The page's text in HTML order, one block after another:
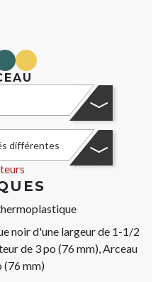
yellow
différentes
noir d'une largeur de 1-1/2
de 3 po (76 mm), Arceau
(76 mm)